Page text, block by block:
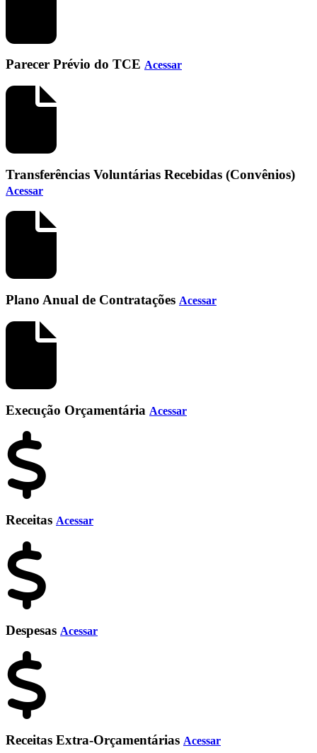
Parecer Prévio do TCE Acessar
Transferências Voluntárias Recebidas (Convênios)
Acessar
Plano Anual de Contratações Acessar
Execução Orçamentária Acessar
Receitas Acessar
Despesas Acessar
Receitas Extra-Orçamentárias Acessar